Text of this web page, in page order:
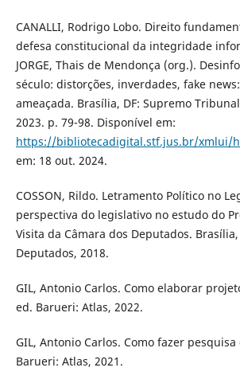
CANALLI, Rodrigo Lobo. Direito
defesa constitucional da integridade
JORGE, Thais de Mendonça (org.).
século: distorções, inverdades, fake
ameaçada. Brasília, DF: Supremo
2023. p. 79-98. Disponível em:
https://bibliotecadigital.stf.jus.br/xmlui/
em: 18 out. 2024.
COSSON, Rildo. Letramento Político no
perspectiva do legislativo no estudo do
Visita da Câmara dos Deputados. Brasília,
Deputados, 2018.
GIL, Antonio Carlos. Como elaborar
ed. Barueri: Atlas, 2022.
GIL, Antonio Carlos. Como fazer
Barueri: Atlas, 2021.